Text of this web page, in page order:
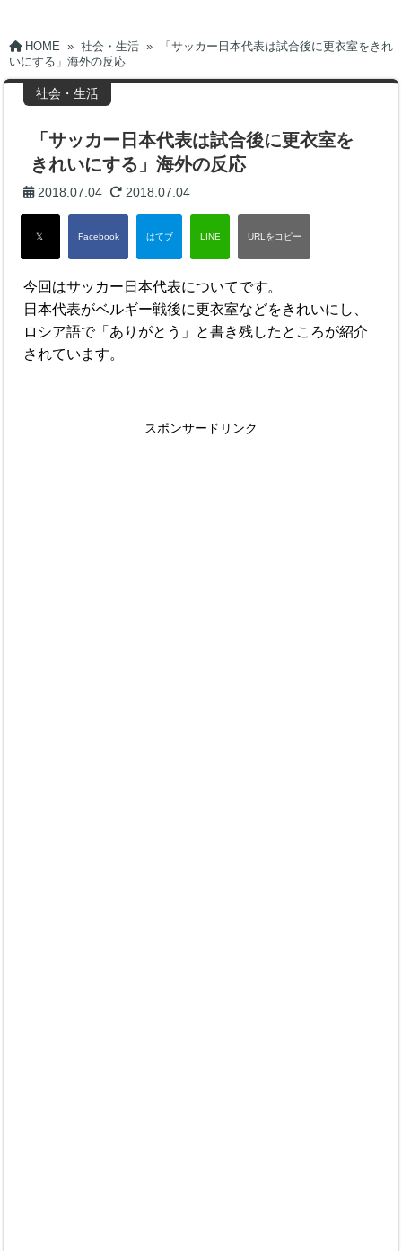
HOME » 社会・生活 »
「サッカー日本代表は試合後に更衣室をきれ
いにする」海外の反応
社会・生活
「サッカー日本代表は試合後に更衣室を
きれいにする」海外の反応
2018.07.04 2018.07.04
今回はサッカー日本代表についてです。
日本代表がベルギー戦後に更衣室などをきれいにし、
ロシア語で「ありがとう」と書き残したところが紹介
されています。
スポンサードリンク